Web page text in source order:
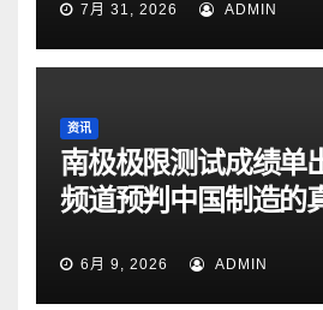
7月 31, 2026 ADMIN
资讯
南极极限测试成绩单
频道预判中国制造的
6月 9, 2026 ADMIN